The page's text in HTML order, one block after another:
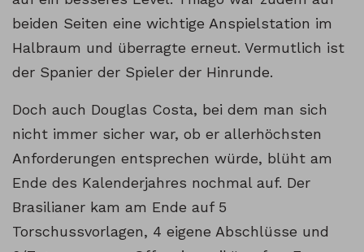
beiden Seiten eine wichtige Anspielstation im
Halbraum und überragte erneut. Vermutlich ist
der Spanier der Spieler der Hinrunde.
Doch auch Douglas Costa, bei dem man sich
nicht immer sicher war, ob er allerhöchsten
Anforderungen entsprechen würde, blüht am
Ende des Kalenderjahres nochmal auf. Der
Brasilianer kam am Ende auf 5
Torschussvorlagen, 4 eigene Abschlüsse und